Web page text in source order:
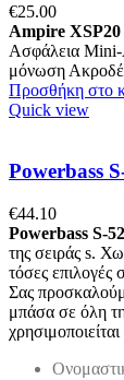
€25.00
Ampire
Ασφάλεια
μόνωση
Προσθήκη στο
Quick view
Powerbass
€44.10
Powerbass S-
της σειράς s.
τόσες επιλογές
Σας
μπάσα σε όλη